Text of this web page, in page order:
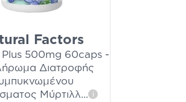
Factors
Plus 500mg 60caps -
Διατροφής
Μύρτιλλ... i